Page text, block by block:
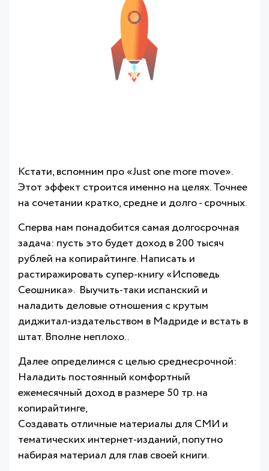
Кстати, вспомним про «Just one more move».
Этот эффект строится именно на целях. Точнее
на сочетании кратко, средне и долго - срочных.
Сперва нам понадобится самая долгосрочная
задача: пусть это будет доход в 200 тысяч
рублей на копирайтинге. Написать и
растиражировать супер-книгу «Исповедь
Сеошника». Выучить-таки испанский и
наладить деловые отношения с крутым
диджитал-издательством в Мадриде и встать в
штат. Вполне неплохо..
Далее определимся с целью среднесрочной:
Наладить постоянный комфортный
ежемесячный доход в размере 50 тр. на
копирайтинге,
Создавать отличные материалы для СМИ и
тематических интернет-изданий, попутно
набирая материал для глав своей книги.